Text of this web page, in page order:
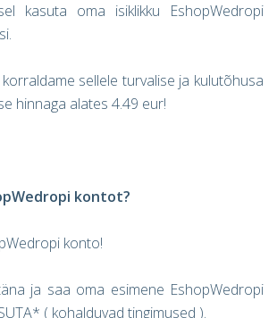
kasuta oma isiklikku EshopWedropi
korraldame sellele turvalise ja kulutõhusa
hinnaga alates 4.49 eur!
kontot?
konto!
ja saa oma esimene EshopWedropi
( kohalduvad tingimused ).